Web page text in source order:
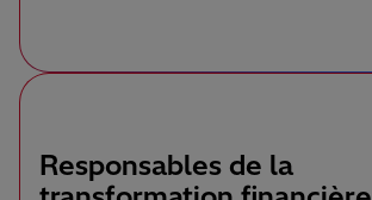
Responsables de la